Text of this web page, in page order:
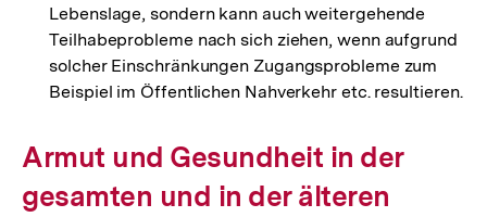
Lebenslage, sondern kann auch weitergehende
Teilhabeprobleme nach sich ziehen, wenn aufgrund
solcher Einschränkungen Zugangsprobleme zum
Beispiel im Öffentlichen Nahverkehr etc. resultieren.
Armut und Gesundheit in der
gesamten und in der älteren